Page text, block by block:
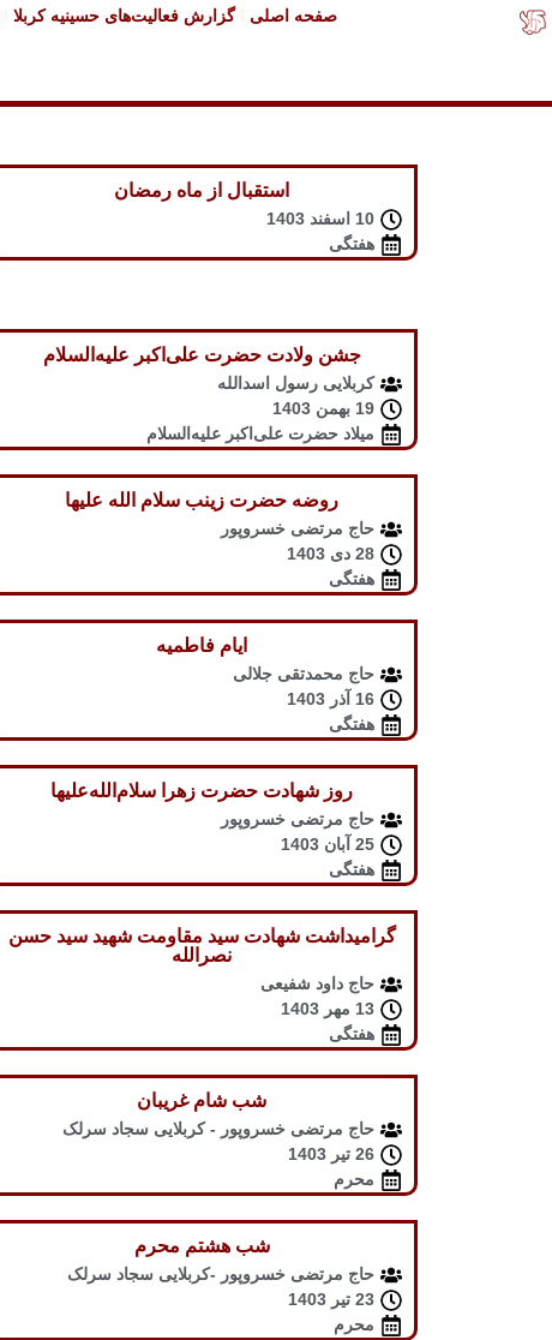
صفحه اصلی گزارش فعالیت‌های حسینیه کربلا
استقبال از ماه رمضان
10 اسفند 1403
هفتگی
جشن ولادت حضرت علی‌اکبر علیه‌السلام
کربلایی رسول اسدالله
19 بهمن 1403
میلاد حضرت علی‌اکبر علیه‌السلام
روضه حضرت زینب سلام الله علیها
حاج مرتضی خسروپور
28 دی 1403
هفتگی
ایام فاطمیه
حاج محمدتقی جلالی
16 آذر 1403
هفتگی
روز شهادت حضرت زهرا سلام‌الله‌علیها
حاج مرتضی خسروپور
25 آبان 1403
هفتگی
گرامیداشت شهادت سید مقاومت شهید سید حسن
نصرالله
حاج داود شفیعی
13 مهر 1403
هفتگی
شب شام غریبان
حاج مرتضی خسروپور - کربلایی سجاد سرلک
26 تیر 1403
محرم
شب هشتم محرم
حاج مرتضی خسروپور -کربلایی سجاد سرلک
23 تیر 1403
محرم